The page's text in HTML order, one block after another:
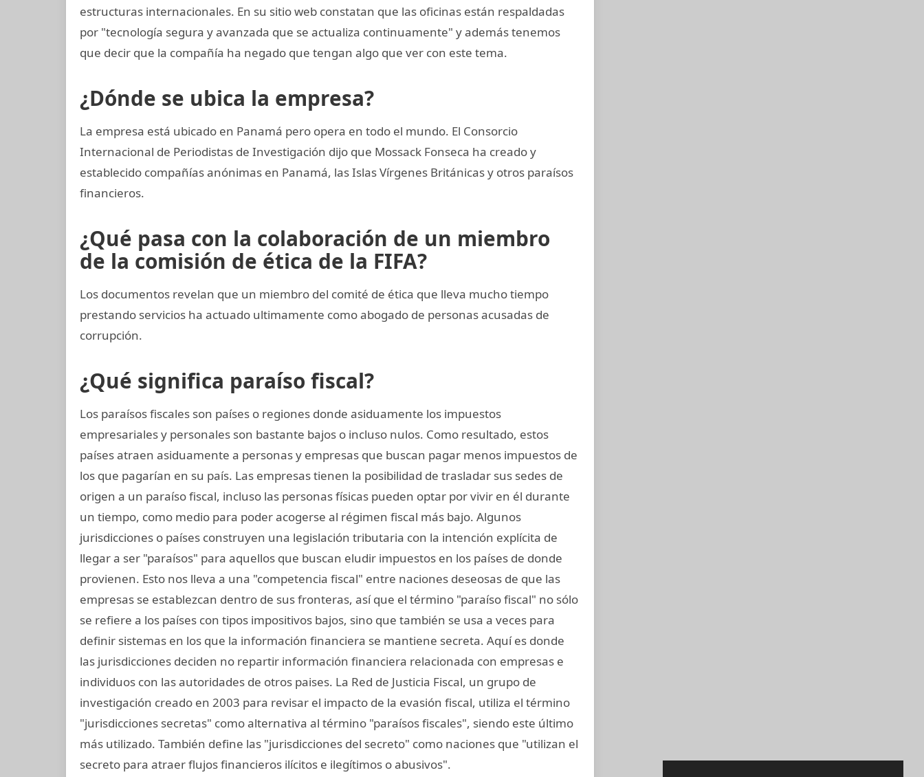
estructuras internacionales. En su sitio web constatan que las oficinas están respaldadas
por "tecnología segura y avanzada que se actualiza continuamente" y además tenemos
que decir que la compañía ha negado que tengan algo que ver con este tema.
¿Dónde se ubica la empresa?
La empresa está ubicado en Panamá pero opera en todo el mundo. El Consorcio
Internacional de Periodistas de Investigación dijo que Mossack Fonseca ha creado y
establecido compañías anónimas en Panamá, las Islas Vírgenes Británicas y otros paraísos
financieros.
¿Qué pasa con la colaboración de un miembro
de la comisión de ética de la FIFA?
Los documentos revelan que un miembro del comité de ética que lleva mucho tiempo
prestando servicios ha actuado ultimamente como abogado de personas acusadas de
corrupción.
¿Qué significa paraíso fiscal?
Los paraísos fiscales son países o regiones donde asiduamente los impuestos
empresariales y personales son bastante bajos o incluso nulos. Como resultado, estos
países atraen asiduamente a personas y empresas que buscan pagar menos impuestos de
los que pagarían en su país. Las empresas tienen la posibilidad de trasladar sus sedes de
origen a un paraíso fiscal, incluso las personas físicas pueden optar por vivir en él durante
un tiempo, como medio para poder acogerse al régimen fiscal más bajo. Algunos
jurisdicciones o países construyen una legislación tributaria con la intención explícita de
llegar a ser "paraísos" para aquellos que buscan eludir impuestos en los países de donde
provienen. Esto nos lleva a una "competencia fiscal" entre naciones deseosas de que las
empresas se establezcan dentro de sus fronteras, así que el término "paraíso fiscal" no sólo
se refiere a los países con tipos impositivos bajos, sino que también se usa a veces para
definir sistemas en los que la información financiera se mantiene secreta. Aquí es donde
las jurisdicciones deciden no repartir información financiera relacionada con empresas e
individuos con las autoridades de otros paises. La Red de Justicia Fiscal, un grupo de
investigación creado en 2003 para revisar el impacto de la evasión fiscal, utiliza el término
"jurisdicciones secretas" como alternativa al término "paraísos fiscales", siendo este último
más utilizado. También define las "jurisdicciones del secreto" como naciones que "utilizan el
secreto para atraer flujos financieros ilícitos e ilegítimos o abusivos".